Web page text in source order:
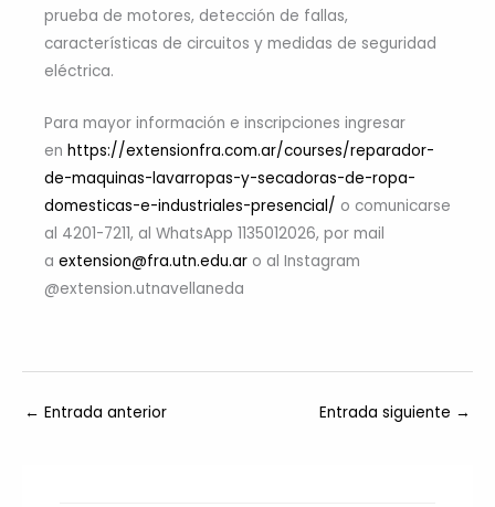
prueba de motores, detección de fallas,
características de circuitos y medidas de seguridad
eléctrica.
Para mayor información e inscripciones ingresar
en https://extensionfra.com.ar/courses/reparador-
de-maquinas-lavarropas-y-secadoras-de-ropa-
domesticas-e-industriales-presencial/ o comunicarse
al 4201-7211, al WhatsApp 1135012026, por mail
a extension@fra.utn.edu.ar o al Instagram
@extension.utnavellaneda
← Entrada anterior Entrada siguiente →